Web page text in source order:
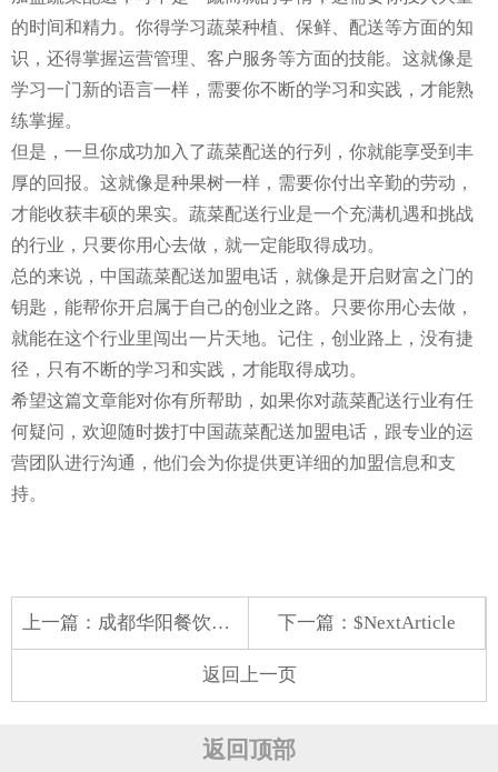
的时间和精力。你得学习蔬菜种植、保鲜、配送等方面的知
识，还得掌握运营管理、客户服务等方面的技能。这就像是
学习一门新的语言一样，需要你不断的学习和实践，才能熟
练掌握。
但是，一旦你成功加入了蔬菜配送的行列，你就能享受到丰
厚的回报。这就像是种果树一样，需要你付出辛勤的劳动，
才能收获丰硕的果实。蔬菜配送行业是一个充满机遇和挑战
的行业，只要你用心去做，就一定能取得成功。
总的来说，中国蔬菜配送加盟电话，就像是开启财富之门的
钥匙，能帮你开启属于自己的创业之路。只要你用心去做，
就能在这个行业里闯出一片天地。记住，创业路上，没有捷
径，只有不断的学习和实践，才能取得成功。
希望这篇文章能对你有所帮助，如果你对蔬菜配送行业有任
何疑问，欢迎随时拨打中国蔬菜配送加盟电话，跟专业的运
营团队进行沟通，他们会为你提供更详细的加盟信息和支
持。
上一篇： 成都华阳餐饮蔬菜配送 下一篇：$NextArticle
返回上一页
返回顶部